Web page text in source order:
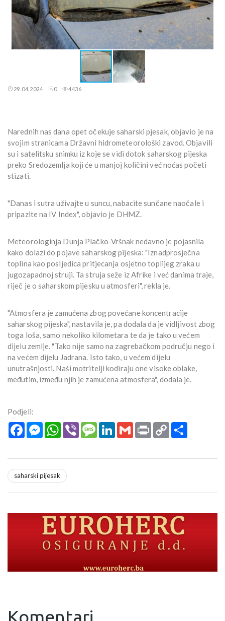
29.04.2024 0 4436
Narednih nas dana opet očekuje saharski pjesak, objavio je na
svojim stranicama Državni hidrometeorološki zavod. Objavili
su i satelitsku snimku iz koje se vidi dotok saharskog pijeska
preko Sredozemlja koji će u manjoj količini već noćas početi
stizati.
"Danas i sutra uživajte u suncu, nabacite sunčane naočale i
pripazite na IV Index", objavio je DHMZ.
Meteorologinja Dunja Plačko-Vršnak nedavno je pojasnila
kako dolazi do pojave saharskog pijeska: "Iznadprosječna
toplina kao posljedica pritjecanja osjetno toplijeg zraka u
jugozapadnoj struji. Ta struja seže iz Afrike i već danima traje,
riječ je o saharskom pijesku u atmosferi", rekla je.
"Atmosfera je zamućena zbog povećane koncentracije
saharskog pijeska", nastavila je, pa dodala da je vidljivost zbog
toga loša, samo nekoliko kilometara te da je tako u većem
dijelu zemlje. "Tako nije samo na zagrebačkom području nego i
na većem dijelu Jadrana. Isto tako, u većem dijelu
unutrašnjosti. Naši motritelji kodiraju one visoke oblake,
međutim, između njih je zamućena atmosfera", dodala je.
Podjeli:
FacebookMessengerWhatsApp
Viber MessageLinkedInGmail Print Copy
Link
saharski pijesak
Komentari